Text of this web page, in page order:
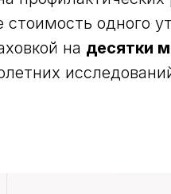
одного
на десятки